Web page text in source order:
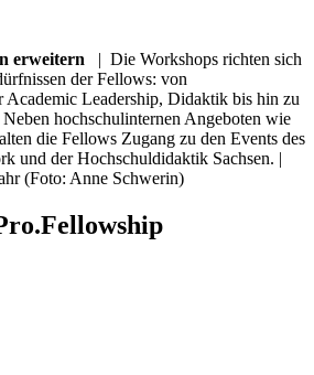
erweitern | Die Workshops richten sich
der Fellows: von
Academic Leadership, Didaktik bis hin zu
hochschulinternen Angeboten wie
die Fellows Zugang zu den Events des
und der Hochschuldidaktik Sachsen. |
(Foto: Anne Schwerin)